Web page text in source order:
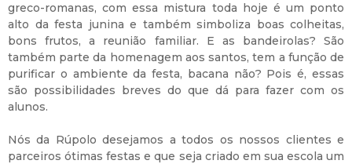
greco-romanas, com essa mistura toda hoje é um ponto
alto da festa junina e também simboliza boas colheitas,
bons frutos, a reunião familiar. E as bandeirolas? São
também parte da homenagem aos santos, tem a função de
purificar o ambiente da festa, bacana não? Pois é, essas
são possibilidades breves do que dá para fazer com os
alunos.
Nós da Rúpolo desejamos a todos os nossos clientes e
parceiros ótimas festas e que seja criado em sua escola um